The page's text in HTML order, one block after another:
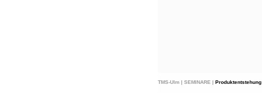
TMS-Ulm | SEMINARE | Produktentstehung